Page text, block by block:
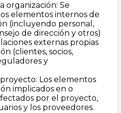
organización: Se
elementos internos de
(incluyendo personal,
de dirección y otros)
externas propias
(clientes, socios,
y
Los elementos
implicados en o
por el proyecto,
y los proveedores.